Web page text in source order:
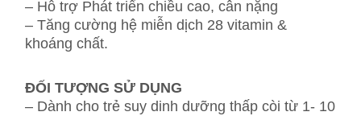
– Hỗ trợ Phát triển chiều cao, cân nặng
– Tăng cường hệ miễn dịch 28 vitamin &
khoáng chất.
ĐỐI TƯỢNG SỬ DỤNG
– Dành cho trẻ suy dinh dưỡng thấp còi từ 1- 10